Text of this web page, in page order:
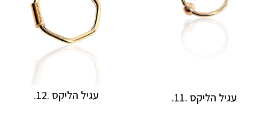
עגיל הליקס .12. עגיל הליקס .11.